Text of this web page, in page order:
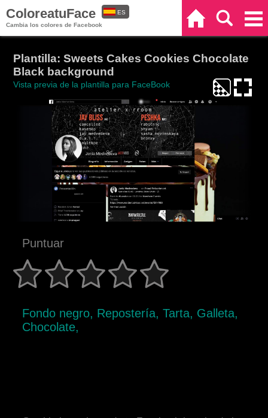
ColoreatuFace
Cambia los colores de Facebook
ES
Plantilla: Sweets Cakes Cookies Chocolate
Black background
Vista previa de la plantilla para FaceBook
Puntuar
Fondo negro, Repostería, Tarta, Galleta,
Chocolate,